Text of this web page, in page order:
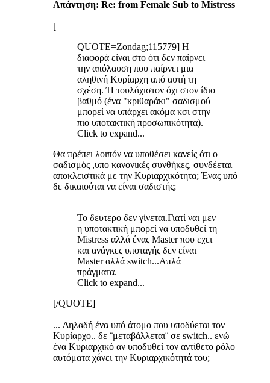
Απάντηση: Re: from Female Sub to Mistress
[
QUOTE=Zondag;115779] Η
διαφορά είναι στο ότι δεν παίρνει
την απόλαυση που παίρνει μια
αληθινή Κυρίαρχη από αυτή τη
σχέση. Ή τουλάχιστον όχι στον ίδιο
βαθμό (ένα "κριθαράκι" σαδισμού
μπορεί να υπάρχει ακόμα κσι στην
πιο υποτακτική προσωπικότητα).
Click to expand...
Θα πρέπει λοιπόν να υποθέσει κανείς ότι ο
σαδισμός ,υπο κανονικές συνθήκες, συνδέεται
αποκλειστικά με την Κυριαρχικότητα; Ένας υπό
δε δικαιούται να είναι σαδιστής;
Το δευτερο δεν γίνεται.Γιατί ναι μεν
η υποτακτική μπορεί να υποδυθεί τη
Mistress αλλά ένας Μaster που εχει
και ανάγκες υποταγής δεν είναι
Master αλλά switch...Απλά
πράγματα.
Click to expand...
[/QUOTE]
... Δηλαδή ένα υπό άτομο που υποδύεται τον
Κυρίαρχο.. δε ¨μεταβάλλεται¨ σε switch.. ενώ
ένα Κυριαρχικό αν υποδυθεί τον αντίθετο ρόλο
αυτόματα χάνει την Κυριαρχικότητά του;